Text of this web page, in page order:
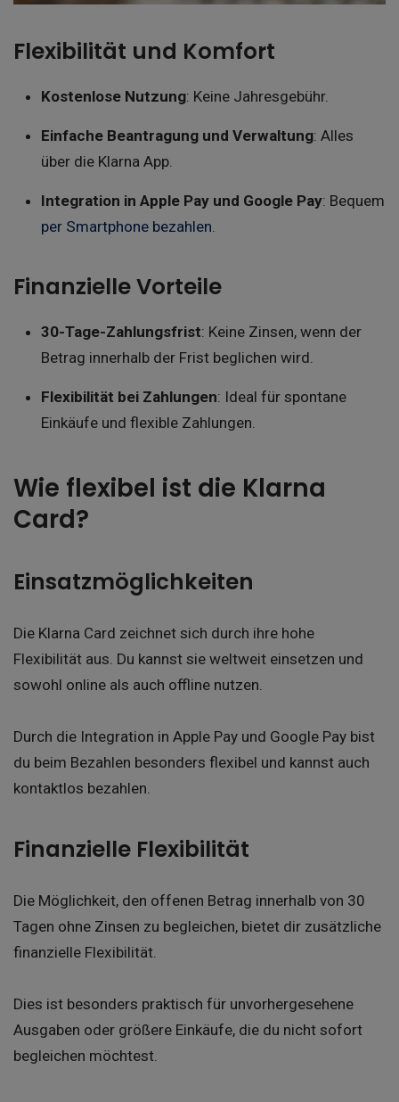
Flexibilität und Komfort
Kostenlose Nutzung: Keine Jahresgebühr.
Einfache Beantragung und Verwaltung: Alles
über die Klarna App.
Integration in Apple Pay und Google Pay: Bequem
per Smartphone bezahlen
Finanzielle Vorteile
30-Tage-Zahlungsfrist: Keine Zinsen, wenn der
Betrag innerhalb der Frist beglichen wird.
Flexibilität bei Zahlungen: Ideal für spontane
Einkäufe und flexible Zahlungen.
Wie flexibel ist die Klarna
Card?
Einsatzmöglichkeiten
Die Klarna Card zeichnet sich durch ihre hohe
Flexibilität aus. Du kannst sie weltweit einsetzen und
sowohl online als auch offline nutzen.
Durch die Integration in Apple Pay und Google Pay bist
du beim Bezahlen besonders flexibel und kannst auch
kontaktlos bezahlen.
Finanzielle Flexibilität
Die Möglichkeit, den offenen Betrag innerhalb von 30
Tagen ohne Zinsen zu begleichen, bietet dir zusätzliche
finanzielle Flexibilität.
Dies ist besonders praktisch für unvorhergesehene
Ausgaben oder größere Einkäufe, die du nicht sofort
begleichen möchtest.